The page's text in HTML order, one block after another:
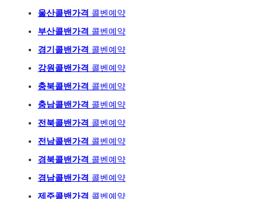
울산콜밴가격 콜벤예약
부산콜밴가격 콜벤예약
경기콜밴가격 콜벤예약
강원콜밴가격 콜벤예약
충북콜밴가격 콜벤예약
충남콜밴가격 콜벤예약
전북콜밴가격 콜벤예약
전남콜밴가격 콜벤예약
경북콜밴가격 콜벤예약
경남콜밴가격 콜벤예약
제주콜밴가격 콜벤예약